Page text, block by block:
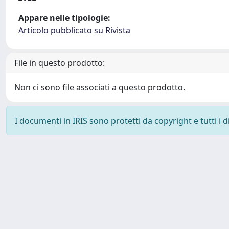
Appare nelle tipologie:
Articolo pubblicato su Rivista
File in questo prodotto:
Non ci sono file associati a questo prodotto.
I documenti in IRIS sono protetti da copyright e tutti i